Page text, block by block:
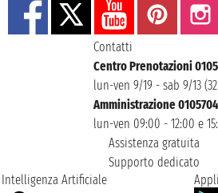
Contatti
Centro Prenotazioni
lun-ven 9/19 - sab 9/13
Amministrazione
lun-ven 09:00 - 12:00 e
Assistenza gratuita
Supporto dedicato
Intelligenza Artificiale